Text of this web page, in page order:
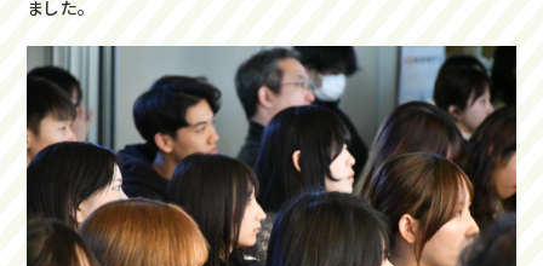
ました。